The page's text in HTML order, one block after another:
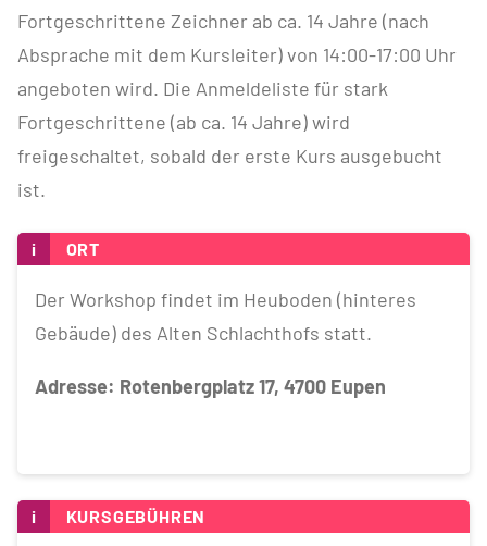
Fortgeschrittene Zeichner ab ca. 14 Jahre (nach
Absprache mit dem Kursleiter) von 14:00-17:00 Uhr
angeboten wird. Die Anmeldeliste für stark
Fortgeschrittene (ab ca. 14 Jahre) wird
freigeschaltet, sobald der erste Kurs ausgebucht
ist.
i ORT
Der Workshop findet im Heuboden (hinteres
Gebäude) des Alten Schlachthofs statt.
Adresse: Rotenbergplatz 17, 4700 Eupen
i KURSGEBÜHREN